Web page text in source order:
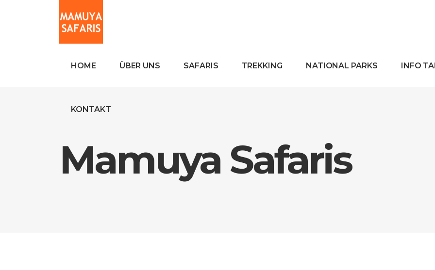
HOME ÜBER UNS SAFARIS TREKKING NATIONAL PARKS INFO
KONTAKT
Mamuya Safaris